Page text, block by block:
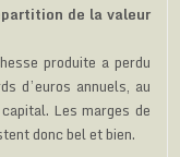
de la valeur
produite a perdu
d’euros annuels, au
Les marges de
donc bel et bien.